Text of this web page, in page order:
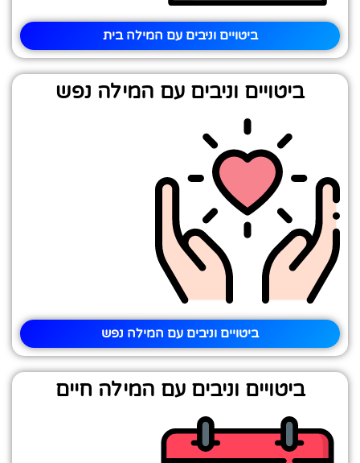
ביטויים וניבים עם המילה בית
ביטויים וניבים עם המילה נפש
ביטויים וניבים עם המילה נפש
ביטויים וניבים עם המילה חיים